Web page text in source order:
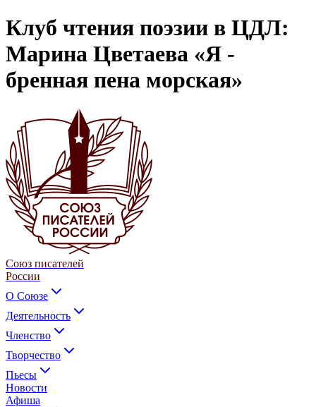
Клуб чтения поэзии в ЦДЛ:
Марина Цветаева «Я -
бренная пена морская»
Союз писателей
России
О Союзе
Деятельность
Членство
Творчество
Пьесы
Новости
Афиша